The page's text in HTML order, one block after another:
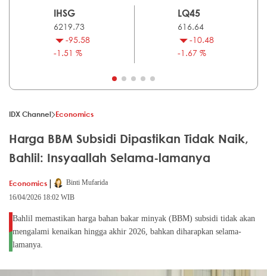
IHSG
6219.73
-95.58
-1.51 %
LQ45
616.64
-10.48
-1.67 %
IDX Channel Economics
Harga BBM Subsidi Dipastikan Tidak Naik,
Bahlil: Insyaallah Selama-lamanya
Economics |
Binti Mufarida
16/04/2026 18:02 WIB
Bahlil memastikan harga bahan bakar minyak (BBM) subsidi tidak akan
mengalami kenaikan hingga akhir 2026, bahkan diharapkan selama-
lamanya.